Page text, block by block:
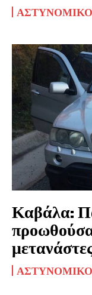
ΑΣΤΥΝΟΜΙΚΌ
Καβάλα:
ΑΣΤΥΝΟΜΙΚΌ